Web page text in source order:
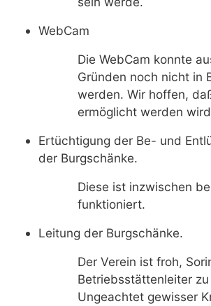
WebCam
Die WebCam konnte
Gründen noch nicht in
werden. Wir hoffen,
ermöglicht werden
Ertüchtigung der Be- und
der Burgschänke.
Diese ist inzwischen
funktioniert.
Leitung der Burgschänke.
Der Verein ist froh,
Betriebsstättenleiter
Ungeachtet gewisser